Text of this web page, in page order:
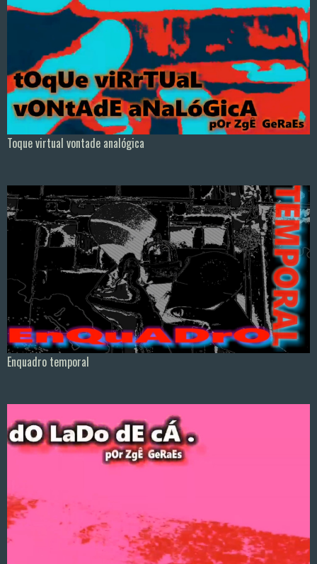
Toque virtual vontade analógica
Enquadro temporal